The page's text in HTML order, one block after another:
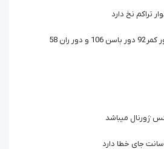
تراکم نخ دارد
ژورنال میباشد
جای خطا دارد